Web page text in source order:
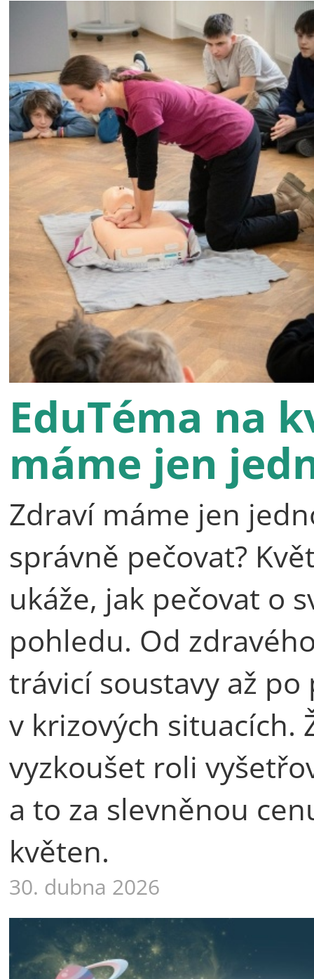
EduTéma na
máme jen
Zdraví máme jen
správně pečovat?
ukáže, jak pečovat o
pohledu. Od
trávicí soustavy až
v krizových situacích.
vyzkoušet roli
a to za slevněnou
květen.
30. dubna 2026